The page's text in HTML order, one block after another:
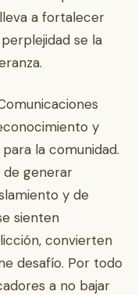
a fortalecer
se la
y
la comunidad.
de generar
y de
sienten
convierten
desafío. Por todo
a no bajar